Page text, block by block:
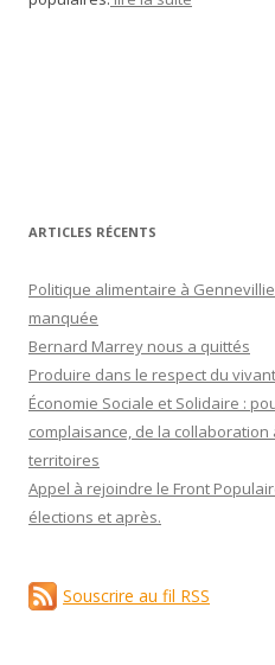
ARTICLES RÉCENTS
Politique alimentaire à
manquée
Bernard Marrey nous a quittés
Produire dans le respect du
Économie Sociale et Solidaire :
complaisance, de la
territoires
Appel à rejoindre le Front
élections et après.
Souscrire au fil RSS